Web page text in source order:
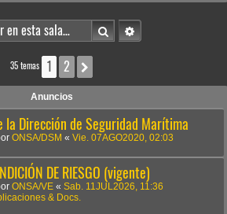
BuscarBúsqueda avanzada
35 temas 1 2
Anuncios
la Dirección de Seguridad Marítima
ONSA/DSM « Vie. 07AGO2020, 02:03
DE RIESGO (vigente)
ONSA/VE « Sab. 11JUL2026, 11:36
& Docs.